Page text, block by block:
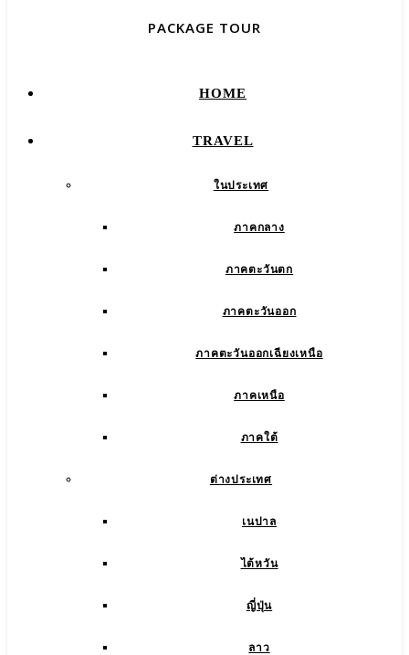
PACKAGE TOUR
HOME
TRAVEL
ในประเทศ
ภาคกลาง
ภาคตะวันตก
ภาคตะวันออก
ภาคตะวันออกเฉียงเหนือ
ภาคเหนือ
ภาคใต้
ต่างประเทศ
เนปาล
ไต้หวัน
ญี่ปุ่น
ลาว